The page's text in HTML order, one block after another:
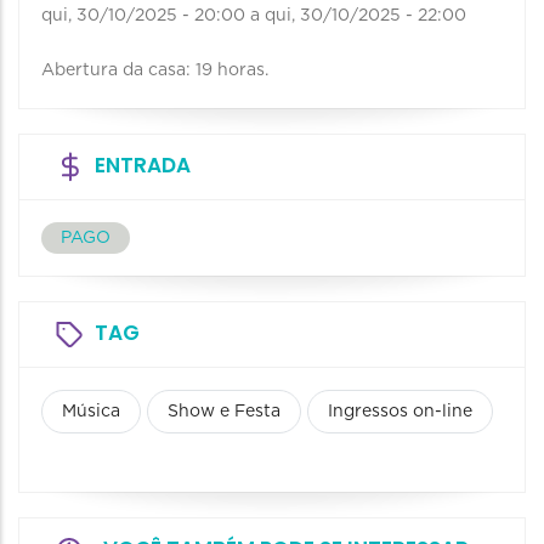
qui, 30/10/2025 - 20:00 a qui, 30/10/2025 - 22:00
Abertura da casa: 19 horas.
ENTRADA
PAGO
TAG
Música Show e Festa Ingressos on-line